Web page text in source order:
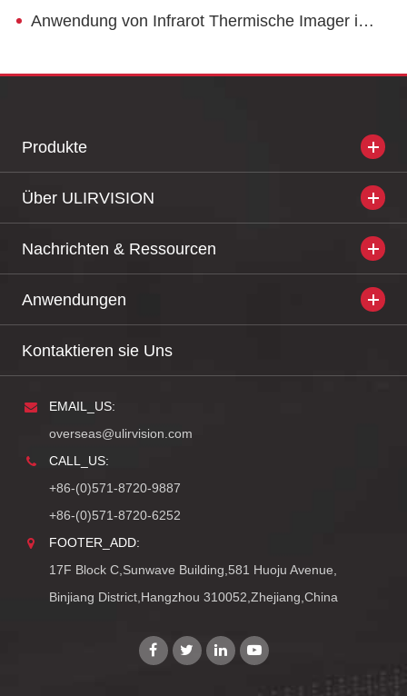
Anwendung von Infrarot Thermische Imager in Power System
Produkte
Über ULIRVISION
Nachrichten & Ressourcen
Anwendungen
Kontaktieren sie Uns
EMAIL_US:
overseas@ulirvision.com
CALL_US:
+86-(0)571-8720-9887
+86-(0)571-8720-6252
FOOTER_ADD:
17F Block C,Sunwave Building,581 Huoju Avenue,
Binjiang District,Hangzhou 310052,Zhejiang,China